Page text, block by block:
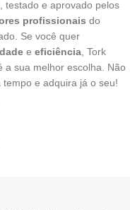
testado e aprovado pelos
profissionais do
Se você quer
e eficiência , Tork
a sua melhor escolha. Não
tempo e adquira já o seu!